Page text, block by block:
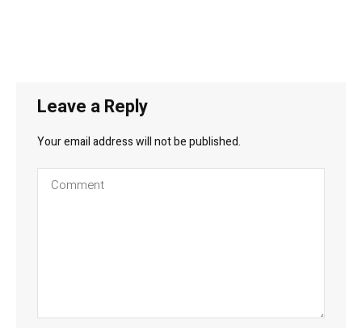
Leave a Reply
Your email address will not be published.